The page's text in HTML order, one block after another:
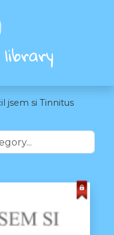
jsem si Tinnitus